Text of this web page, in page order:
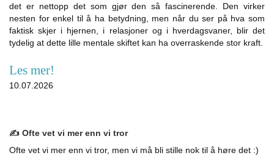
det er nettopp det som gjør den så fascinerende. Den virker
nesten for enkel til å ha betydning, men når du ser på hva som
faktisk skjer i hjernen, i relasjoner og i hverdagsvaner, blir det
tydelig at dette lille mentale skiftet kan ha overraskende stor kraft.
Les mer!
10.07.2026
✍️ Ofte vet vi mer enn vi tror
Ofte vet vi mer enn vi tror, men vi må bli stille nok til å høre det :)